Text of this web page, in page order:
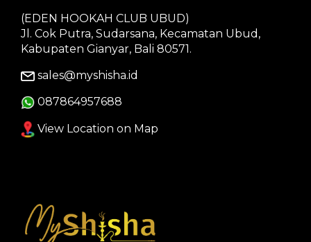
(EDEN HOOKAH CLUB UBUD)
Jl. Cok Putra, Sudarsana, Kecamatan Ubud,
Kabupaten Gianyar, Bali 80571.
sales@myshisha.id
087864957688
View Location on Map